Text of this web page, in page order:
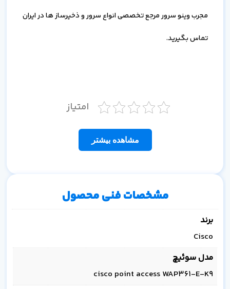
مجرب وینو سرور مرجع تخصصی انواع سرور و ذخیرساز ها در ایران
تماس بگیرید.
امتیاز
مشاهده بیشتر
مشخصات فنی محصول
برند
Cisco
مدل سوئیچ
cisco point access WAP361-E-K9